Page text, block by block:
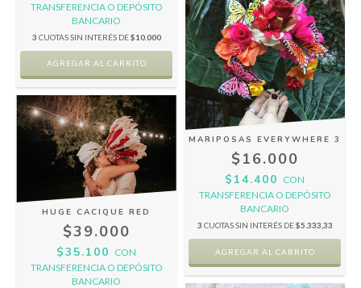
TRANSFERENCIA O DEPÓSITO
BANCARIO
3 CUOTAS SIN INTERÉS DE$10.000
MARIPOSAS EVERYWHERE 3
$16.000
$14.400 CON
TRANSFERENCIA O DEPÓSITO
BANCARIO
3 CUOTAS SIN INTERÉS DE$5.333,33
HUGE CACIQUE RED
$39.000
$35.100 CON
TRANSFERENCIA O DEPÓSITO
BANCARIO